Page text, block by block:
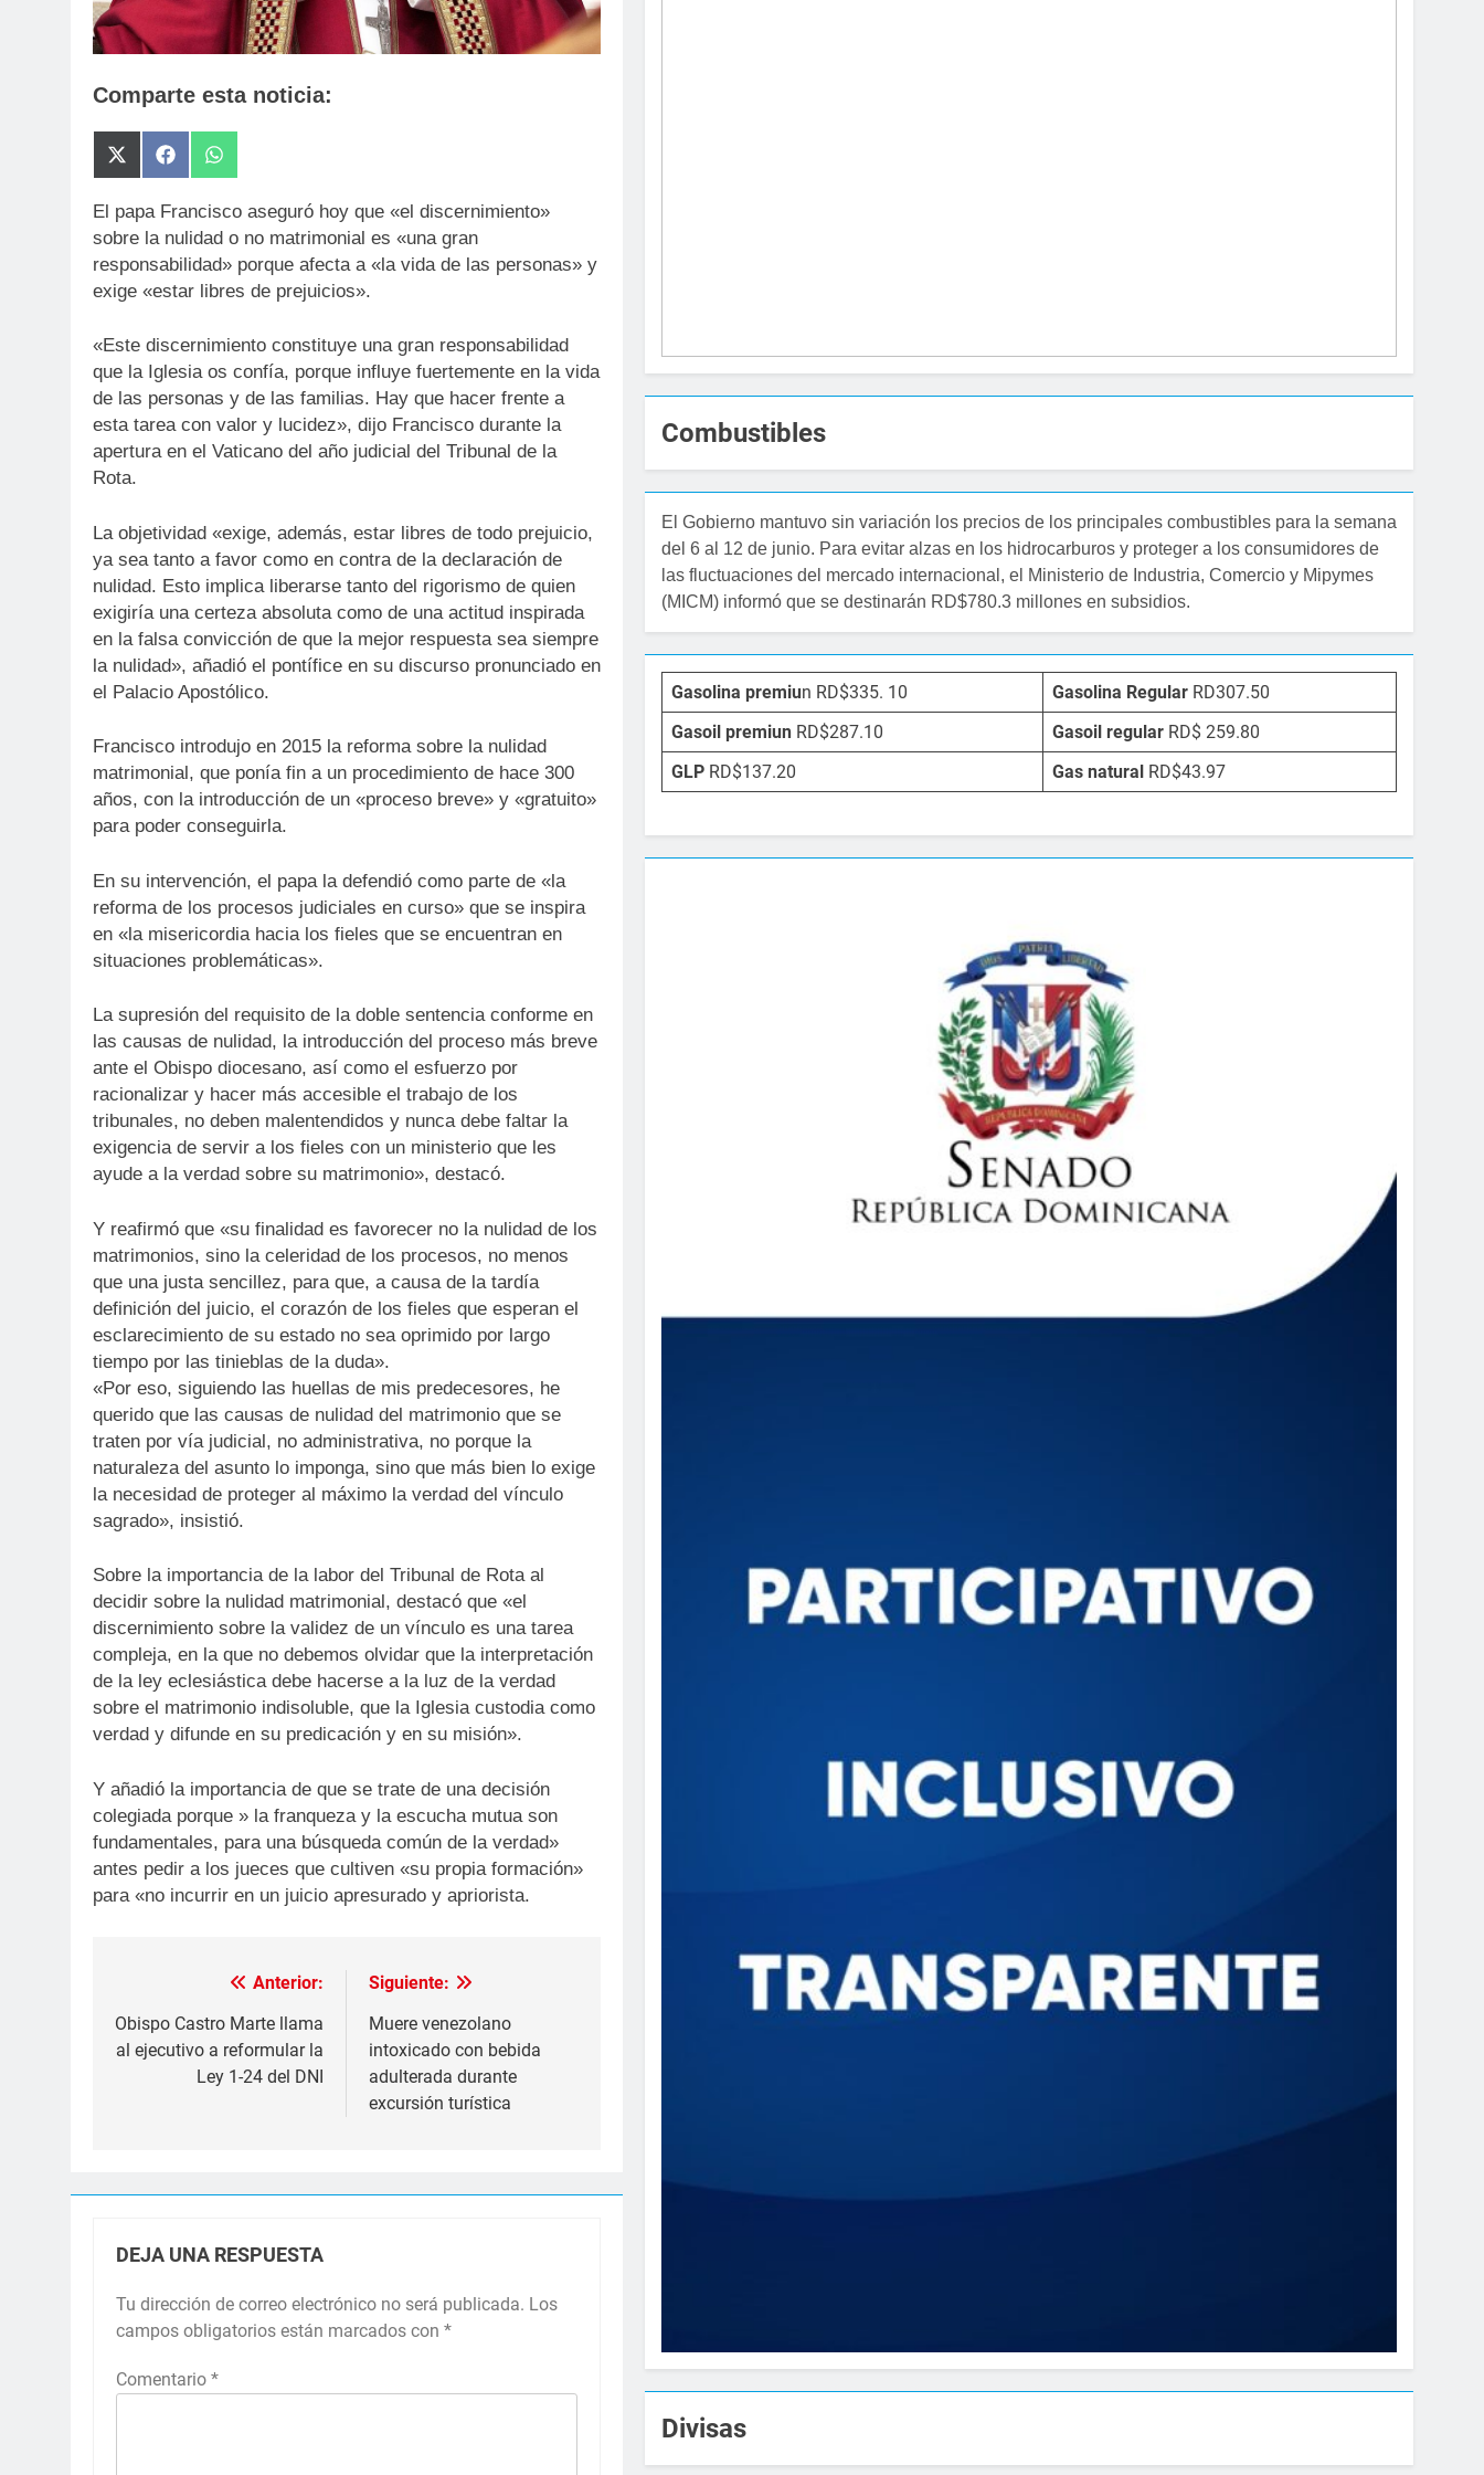
Comparte esta noticia:
Compartir
en
(Twitter)
Compartir
en
Facebook
Compartir
en
El papa Francisco aseguró hoy que «el discernimiento»
sobre la nulidad o no matrimonial es «una gran
responsabilidad» porque afecta a «la vida de las personas» y
exige «estar libres de prejuicios».
«Este discernimiento constituye una gran responsabilidad
que la Iglesia os confía, porque influye fuertemente en la vida
de las personas y de las familias. Hay que hacer frente a
esta tarea con valor y lucidez», dijo Francisco durante la
apertura en el Vaticano del año judicial del Tribunal de la
Rota.
La objetividad «exige, además, estar libres de todo prejuicio,
ya sea tanto a favor como en contra de la declaración de
nulidad. Esto implica liberarse tanto del rigorismo de quien
exigiría una certeza absoluta como de una actitud inspirada
en la falsa convicción de que la mejor respuesta sea siempre
la nulidad», añadió el pontífice en su discurso pronunciado en
el Palacio Apostólico.
Francisco introdujo en 2015 la reforma sobre la nulidad
matrimonial, que ponía fin a un procedimiento de hace 300
años, con la introducción de un «proceso breve» y «gratuito»
para poder conseguirla.
En su intervención, el papa la defendió como parte de «la
reforma de los procesos judiciales en curso» que se inspira
en «la misericordia hacia los fieles que se encuentran en
situaciones problemáticas».
La supresión del requisito de la doble sentencia conforme en
las causas de nulidad, la introducción del proceso más breve
ante el Obispo diocesano, así como el esfuerzo por
racionalizar y hacer más accesible el trabajo de los
tribunales, no deben malentendidos y nunca debe faltar la
exigencia de servir a los fieles con un ministerio que les
ayude a la verdad sobre su matrimonio», destacó.
Y reafirmó que «su finalidad es favorecer no la nulidad de los
matrimonios, sino la celeridad de los procesos, no menos
que una justa sencillez, para que, a causa de la tardía
definición del juicio, el corazón de los fieles que esperan el
esclarecimiento de su estado no sea oprimido por largo
tiempo por las tinieblas de la duda».
«Por eso, siguiendo las huellas de mis predecesores, he
querido que las causas de nulidad del matrimonio que se
traten por vía judicial, no administrativa, no porque la
naturaleza del asunto lo imponga, sino que más bien lo exige
la necesidad de proteger al máximo la verdad del vínculo
sagrado», insistió.
Sobre la importancia de la labor del Tribunal de Rota al
decidir sobre la nulidad matrimonial, destacó que «el
discernimiento sobre la validez de un vínculo es una tarea
compleja, en la que no debemos olvidar que la interpretación
de la ley eclesiástica debe hacerse a la luz de la verdad
sobre el matrimonio indisoluble, que la Iglesia custodia como
verdad y difunde en su predicación y en su misión».
Y añadió la importancia de que se trate de una decisión
colegiada porque » la franqueza y la escucha mutua son
fundamentales, para una búsqueda común de la verdad»
antes pedir a los jueces que cultiven «su propia formación»
para «no incurrir en un juicio apresurado y apriorista.
Navegación
de
entradas
Anterior:
Obispo Castro Marte llama
al ejecutivo a reformular la
Ley 1-24 del DNI
Siguiente:
Muere venezolano
intoxicado con bebida
adulterada durante
excursión turística
DEJA UNA RESPUESTA
Tu dirección de correo electrónico no será publicada. Los
campos obligatorios están marcados con *
Comentario *
Combustibles
El Gobierno mantuvo sin variación los precios de los principales combustibles para la semana
del 6 al 12 de junio. Para evitar alzas en los hidrocarburos y proteger a los consumidores de
las fluctuaciones del mercado internacional, el Ministerio de Industria, Comercio y Mipymes
(MICM) informó que se destinarán RD$780.3 millones en subsidios.
Gasolina premiun RD$335. 10 Gasolina Regular RD307.50
Gasoil premiun RD$287.10 Gasoil regular RD$ 259.80
GLP RD$137.20 Gas natural RD$43.97
Divisas